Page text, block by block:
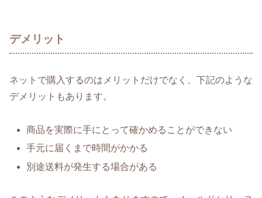
デメリット
ネットで購入するのはメリットだけでなく、下記のような
デメリットもあります。
商品を実際に手にとって確かめることができない
手元に届くまで時間がかかる
別途送料が発生する場合がある